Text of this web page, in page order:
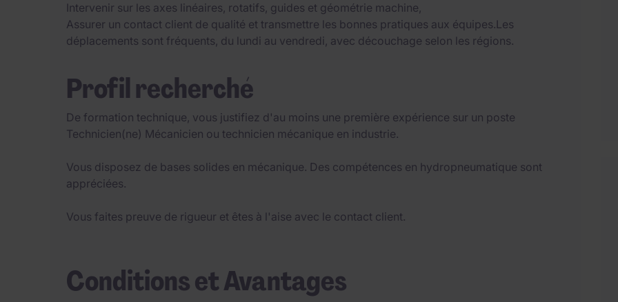
Intervenir sur les axes linéaires, rotatifs, guides et géométrie machine,
Assurer un contact client de qualité et transmettre les bonnes pratiques aux équipes.Les
déplacements sont fréquents, du lundi au vendredi, avec découchage selon les régions.
Profil recherché
De formation technique, vous justifiez d'au moins une première expérience sur un poste
Technicien(ne) Mécanicien ou technicien mécanique en industrie.
Vous disposez de bases solides en mécanique. Des compétences en hydropneumatique sont
appréciées.
Vous faites preuve de rigueur et êtes à l'aise avec le contact client.
Conditions et Avantages